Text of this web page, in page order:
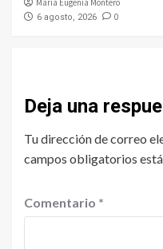
Maria Eugenia Montero
6 agosto, 2026 0
Deja una
Tu dirección de correo
campos obligatorios
Comentario *